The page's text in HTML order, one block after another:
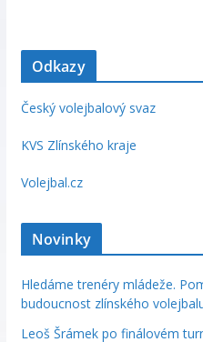
Odkazy
Český volejbalový svaz
KVS Zlínského kraje
Volejbal.cz
Novinky
Hledáme trenéry mládeže.
budoucnost zlínského
Leoš Šrámek po finálovém